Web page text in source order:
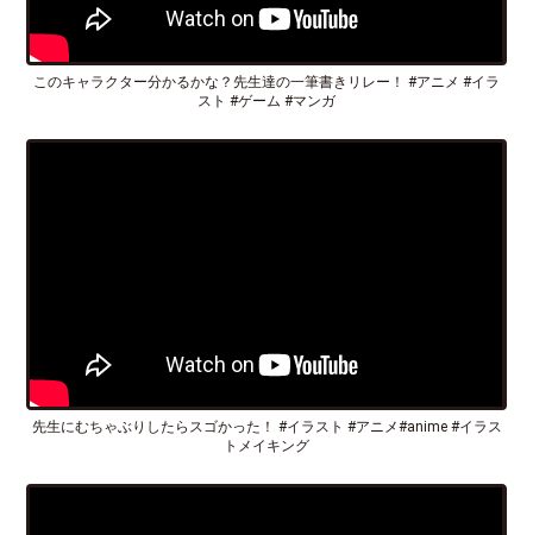
このキャラクター分かるかな？先生達の一筆書きリレー！ #アニメ #イラ
スト #ゲーム #マンガ
先生にむちゃぶりしたらスゴかった！ #イラスト #アニメ#anime #イラス
トメイキング